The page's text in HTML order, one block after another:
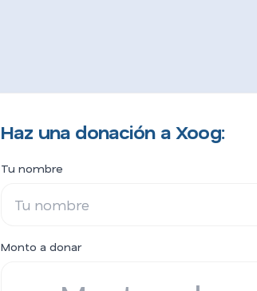
Haz una donación a Xoog:
Tu nombre
Monto a donar